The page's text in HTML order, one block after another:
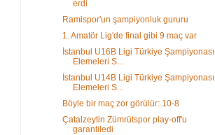
erdi
Ramispor'un şampiyonluk gururu
1. Amatör Lig'de final gibi 9 maç var
İstanbul U16B Ligi Türkiye Şampiyonası
Elemeleri S...
İstanbul U14B Ligi Türkiye Şampiyonası
Elemeleri S...
Böyle bir maç zor görülür: 10-8
Çatalzeytin Zümrütspor play-off'u
garantiledi